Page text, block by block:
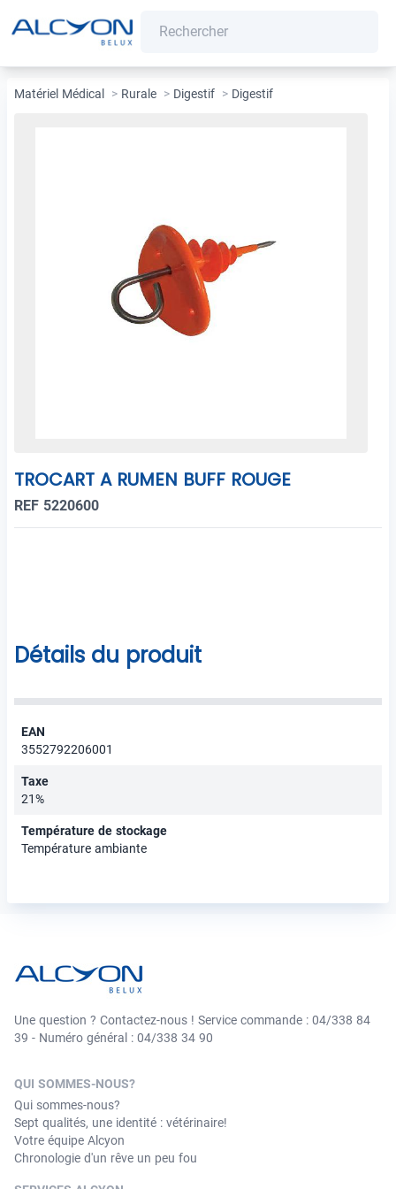
Matériel Médical > Rurale > Digestif > Digestif
TROCART A RUMEN BUFF ROUGE
REF 5220600
Détails du produit
EAN
3552792206001
Taxe
21%
Température de stockage
Température ambiante
Une question ? Contactez-nous ! Service commande : 04/338 84
39 - Numéro général : 04/338 34 90
QUI SOMMES-NOUS?
Qui sommes-nous?
Sept qualités, une identité : vétérinaire!
Votre équipe Alcyon
Chronologie d'un rêve un peu fou